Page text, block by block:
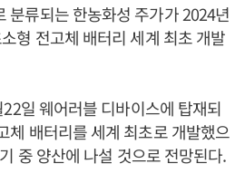
분류되는 한농화성 주가가 2024년
형 전고체 배터리 세계 최초 개발
일 웨어러블 디바이스에 탑재되
체 배터리를 세계 최초로 개발했으
중 양산에 나설 것으로 전망된다.